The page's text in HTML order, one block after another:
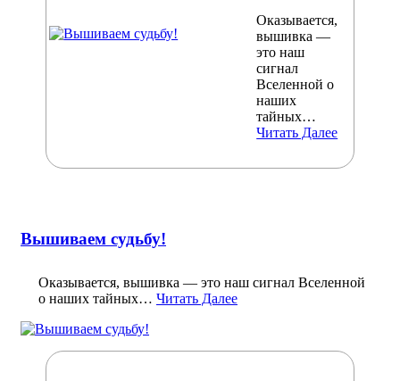
Оказывается,
вышивка —
это наш
сигнал
Вселенной о
наших
тайных…
Читать Далее
Вышиваем судьбу!
Оказывается, вышивка — это наш сигнал Вселенной
о наших тайных… Читать Далее